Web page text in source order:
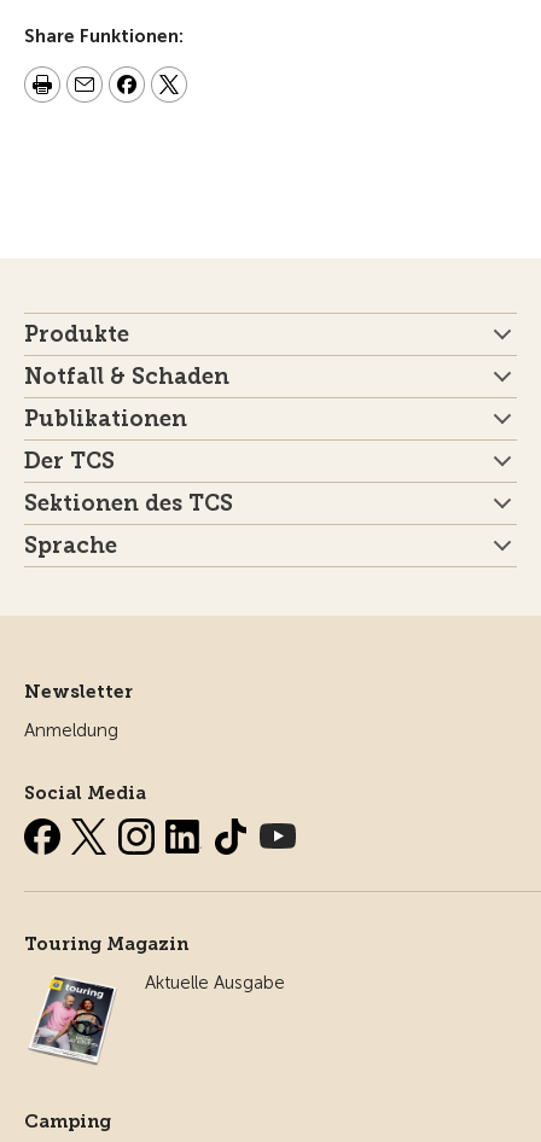
Share Funktionen:
Produkte
Notfall & Schaden
Publikationen
Der TCS
Sektionen des TCS
Sprache
Newsletter
Anmeldung
Social Media
Touring Magazin
Aktuelle Ausgabe
Camping